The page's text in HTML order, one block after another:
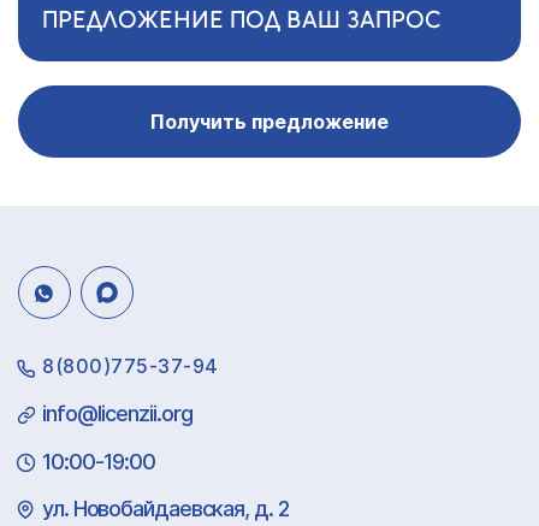
ПРЕДЛОЖЕНИЕ ПОД ВАШ ЗАПРОС
Получить предложение
8(800)775-37-94
info@licenzii.org
10:00-19:00
ул. Новобайдаевская, д. 2